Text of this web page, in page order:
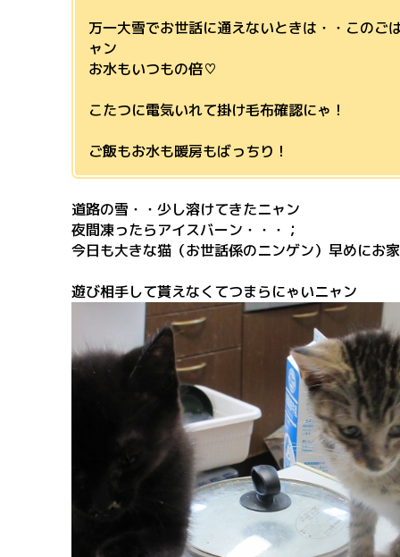
万一大雪でお世話に通えないときは・・このご
ャン
お水もいつもの倍♡
こたつに電気いれて掛け毛布確認にゃ！
ご飯もお水も暖房もばっちり！
道路の雪・・少し溶けてきたニャン
夜間凍ったらアイスバーン・・・；
今日も大きな猫（お世話係のニンゲン）早めにお
遊び相手して貰えなくてつまらにゃいニャン